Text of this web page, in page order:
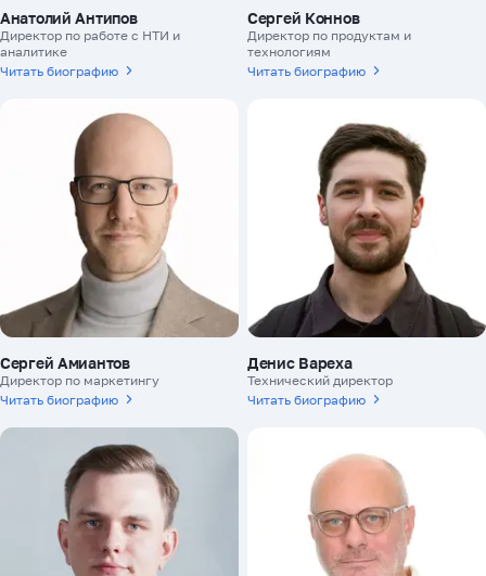
Анатолий Антипов
Директор по работе с НТИ и
аналитике
Читать биографию
Сергей Коннов
Директор по продуктам и
технологиям
Читать биографию
Сергей Амиантов
Директор по маркетингу
Читать биографию
Денис Вареха
Технический директор
Читать биографию